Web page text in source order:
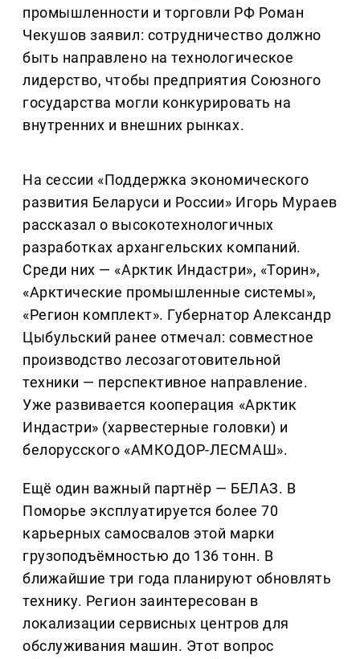
промышленности и торговли РФ Роман
Чекушов заявил: сотрудничество должно
быть направлено на технологическое
лидерство, чтобы предприятия Союзного
государства могли конкурировать на
внутренних и внешних рынках.
На сессии «Поддержка экономического
развития Беларуси и России» Игорь Мураев
рассказал о высокотехнологичных
разработках архангельских компаний.
Среди них — «Арктик Индастри», «Торин»,
«Арктические промышленные системы»,
«Регион комплект». Губернатор Александр
Цыбульский ранее отмечал: совместное
производство лесозаготовительной
техники — перспективное направление.
Уже развивается кооперация «Арктик
Индастри» (харвестерные головки) и
белорусского «АМКОДОР-ЛЕСМАШ».
Ещё один важный партнёр — БЕЛАЗ. В
Поморье эксплуатируется более 70
карьерных самосвалов этой марки
грузоподъёмностью до 136 тонн. В
ближайшие три года планируют обновлять
технику. Регион заинтересован в
локализации сервисных центров для
обслуживания машин. Этот вопрос